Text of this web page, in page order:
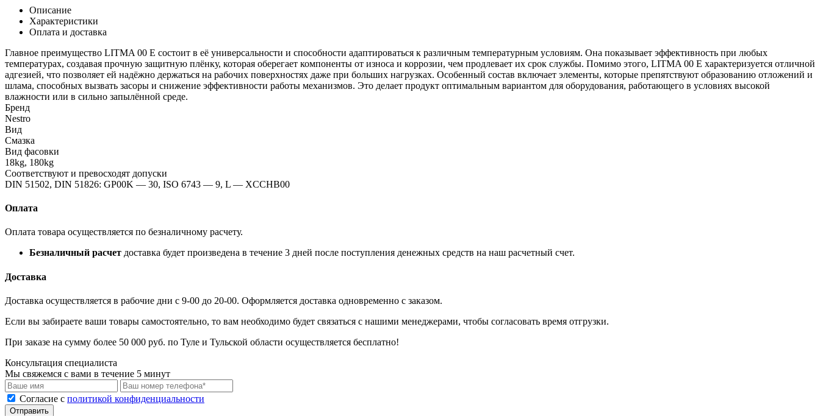
Описание
Характеристики
Оплата и доставка
Главное преимущество LITMA 00 E состоит в её универсальности и способности адаптироваться к различным температурным условиям. Она показывает эффективность при любых
температурах, создавая прочную защитную плёнку, которая оберегает компоненты от износа и коррозии, чем продлевает их срок службы. Помимо этого, LITMA 00 E характеризуется отличной
адгезией, что позволяет ей надёжно держаться на рабочих поверхностях даже при больших нагрузках. Особенный состав включает элементы, которые препятствуют образованию отложений и
шлама, способных вызвать засоры и снижение эффективности работы механизмов. Это делает продукт оптимальным вариантом для оборудования, работающего в условиях высокой
влажности или в сильно запылённой среде.
Бренд
Nestro
Вид
Смазка
Вид фасовки
18kg, 180kg
Соответствуют и превосходят допуски
DIN 51502, DIN 51826: GP00K — 30, ISO 6743 — 9, L — XCCHB00
Оплата
Оплата товара осуществляется по безналичному расчету.
Безналичный расчет доставка будет произведена в течение 3 дней после поступления денежных средств на наш расчетный счет.
Доставка
Доставка осуществляется в рабочие дни с 9-00 до 20-00. Оформляется доставка одновременно с заказом.
Если вы забираете ваши товары самостоятельно, то вам необходимо будет связаться с нашими менеджерами, чтобы согласовать время отгрузки.
При заказе на сумму более 50 000 руб. по Туле и Тульской области осуществляется бесплатно!
Консультация специалиста
Мы свяжемся с вами в течение 5 минут
Cогласие с политикой конфиденциальности
Отправить